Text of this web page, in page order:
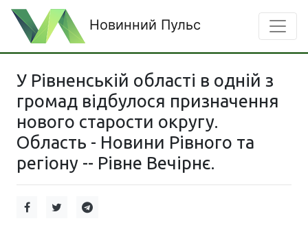
Новинний Пульс
У Рівненській області в одній з
громад відбулося призначення
нового старости округу.
Область - Новини Рівного та
регіону -- Рівне Вечірнє.